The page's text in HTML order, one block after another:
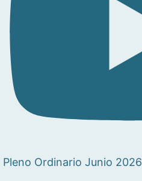
Pleno Ordinario Junio 2026